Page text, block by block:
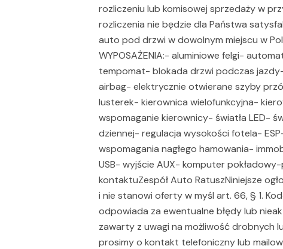
rozliczeniu lub komisowej sprzedaży w
rozliczenia nie będzie dla Państwa
auto pod drzwi w dowolnym miejscu w
WYPOSAŻENIA:- aluminiowe felgi-
tempomat- blokada drzwi podczas
airbag- elektrycznie otwierane szyby
lusterek- kierownica wielofunkcyjna-
wspomaganie kierownicy- światła LED-
dziennej- regulacja wysokości fotela-
wspomagania nagłego hamowania-
USB- wyjście AUX- komputer
kontaktuZespół Auto RatuszNiniejsze
i nie stanowi oferty w myśl art. 66, § 1.
odpowiada za ewentualne błędy lub
zawarty z uwagi na możliwość drobnych
prosimy o kontakt telefoniczny lub